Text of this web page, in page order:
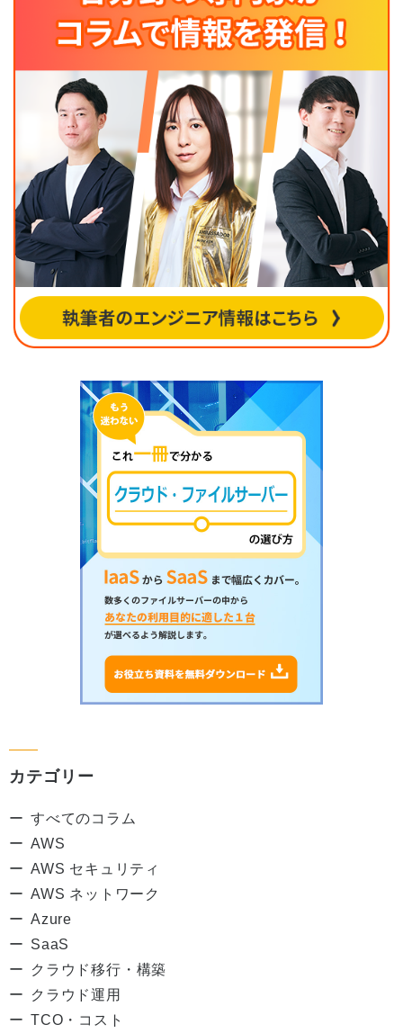
カテゴリー
すべてのコラム
AWS
AWS セキュリティ
AWS ネットワーク
Azure
SaaS
クラウド移行・構築
クラウド運用
TCO・コスト